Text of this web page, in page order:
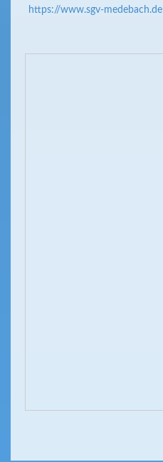
https://www.sgv-medebach.de